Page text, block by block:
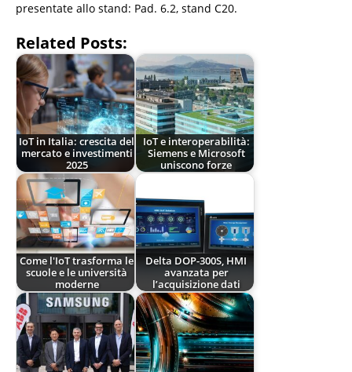
presentate allo stand: Pad. 6.2, stand C20.
Related Posts:
IoT in Italia: crescita del
mercato e investimenti
2025
IoT e interoperabilità:
Siemens e Microsoft
uniscono forze
Come l'IoT trasforma le
scuole e le università
moderne
Delta DOP-300S, HMI
avanzata per
l’acquisizione dati